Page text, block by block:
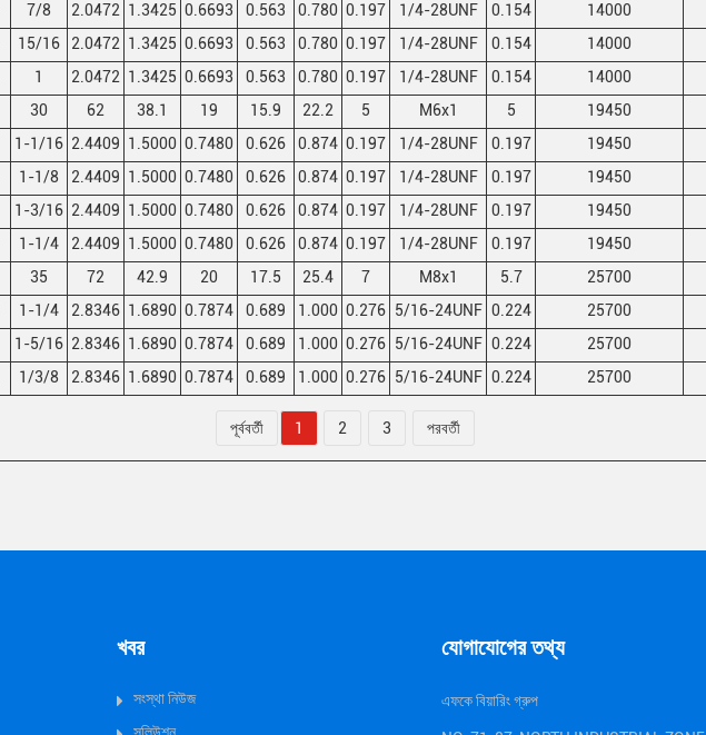
7/8 2.0472 1.3425 0.6693 0.563 0.780 0.197 1/4-28UNF 0.154 14000
15/16 2.0472 1.3425 0.6693 0.563 0.780 0.197 1/4-28UNF 0.154 14000
1 2.0472 1.3425 0.6693 0.563 0.780 0.197 1/4-28UNF 0.154 14000
30 62 38.1 19 15.9 22.2 5 M6x1 5 19450
1-1/16 2.4409 1.5000 0.7480 0.626 0.874 0.197 1/4-28UNF 0.197 19450
1-1/8 2.4409 1.5000 0.7480 0.626 0.874 0.197 1/4-28UNF 0.197 19450
1-3/16 2.4409 1.5000 0.7480 0.626 0.874 0.197 1/4-28UNF 0.197 19450
1-1/4 2.4409 1.5000 0.7480 0.626 0.874 0.197 1/4-28UNF 0.197 19450
35 72 42.9 20 17.5 25.4 7 M8x1 5.7 25700
1-1/4 2.8346 1.6890 0.7874 0.689 1.000 0.276 5/16-24UNF 0.224 25700
1-5/16 2.8346 1.6890 0.7874 0.689 1.000 0.276 5/16-24UNF 0.224 25700
1/3/8 2.8346 1.6890 0.7874 0.689 1.000 0.276 5/16-24UNF 0.224 25700
পূর্ববর্তী 1 2 3 পরবর্তী
খবর
সংস্থা নিউজ
যোগাযোগের তথ্য
এফকে বিয়ারিং গ্রুপ